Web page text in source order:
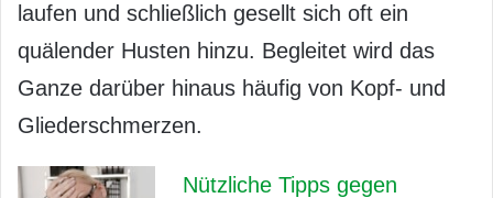
laufen und schließlich gesellt sich oft ein
quälender Husten hinzu. Begleitet wird das
Ganze darüber hinaus häufig von Kopf- und
Gliederschmerzen.
Nützliche Tipps gegen